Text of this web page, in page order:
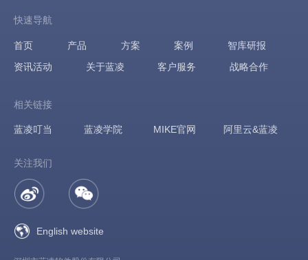
快速导航
首页 产品 方案 案例
智库研报
资讯活动
关于蓝凌 客户服务 战略合作
相关链接
蓝凌叮当 蓝凌学院 MIKE官网 阿里云&蓝凌
关注我们
English website